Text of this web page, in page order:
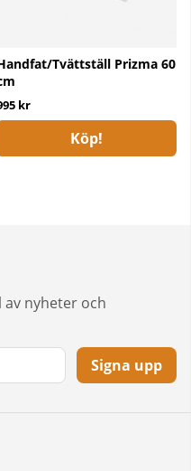
Tvättställ Prizma 60
kr
Köp!
nyheter och
Signa upp